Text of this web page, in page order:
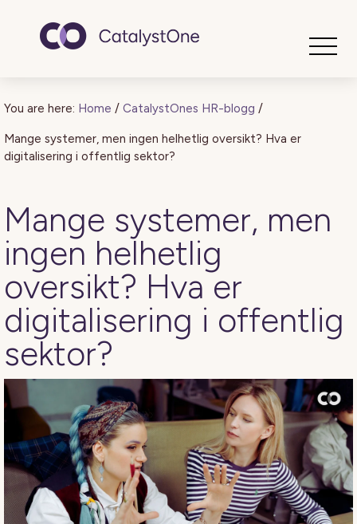
You are here: Home / CatalystOnes HR-blogg /
Mange systemer, men ingen helhetlig oversikt? Hva er
digitalisering i offentlig sektor?
Mange systemer, men
ingen helhetlig
oversikt? Hva er
digitalisering i offentlig
sektor?